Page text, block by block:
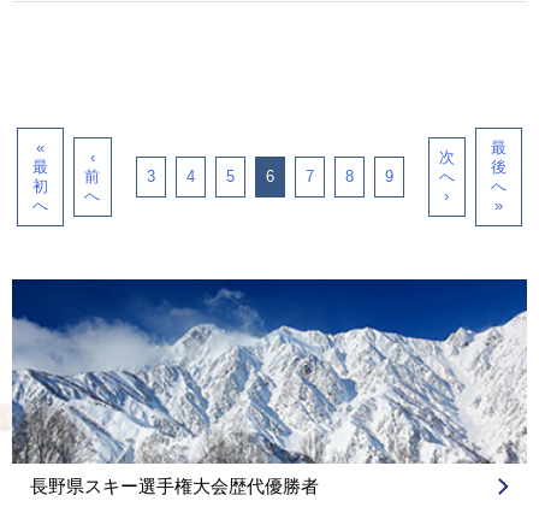
«
最
初
へ
‹
前
へ
3 4 5 6 7 8 9
次
へ
›
最
後
へ
»
長野県スキー選手権大会歴代優勝者